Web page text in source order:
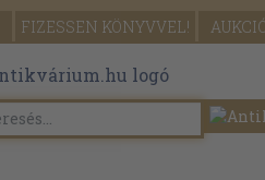
FIZESSEN KÖNYVVEL!